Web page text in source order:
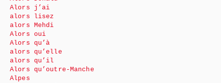
Alors j’ai
alors lisez
alors Mehdi
Alors oui
Alors qu’à
alors qu’elle
alors qu’il
Alors qu’outre-Manche
Alpes